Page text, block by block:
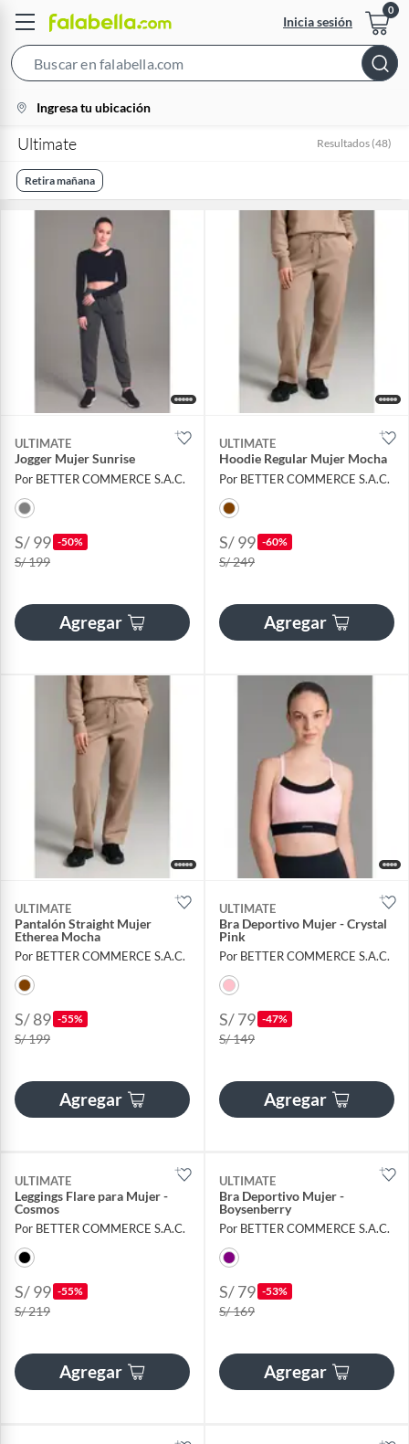
Inicia sesión
Bar
location-
icon
Ingresa tu ubicación
Ultimate Resultados (48)
Retira mañana
ULTIMATE
Jogger Mujer Sunrise
Por BETTER COMMERCE S.A.C.
S/ 99 -50%
S/ 199
Agregar
ULTIMATE
Hoodie Regular Mujer Mocha
Por BETTER COMMERCE S.A.C.
S/ 99 -60%
S/ 249
Agregar
ULTIMATE
Pantalón Straight Mujer
Etherea Mocha
Por BETTER COMMERCE S.A.C.
S/ 89 -55%
S/ 199
Agregar
ULTIMATE
Bra Deportivo Mujer - Crystal
Pink
Por BETTER COMMERCE S.A.C.
S/ 79 -47%
S/ 149
Agregar
ULTIMATE
Leggings Flare para Mujer -
Cosmos
Por BETTER COMMERCE S.A.C.
S/ 99 -55%
S/ 219
Agregar
ULTIMATE
Bra Deportivo Mujer -
Boysenberry
Por BETTER COMMERCE S.A.C.
S/ 79 -53%
S/ 169
Agregar